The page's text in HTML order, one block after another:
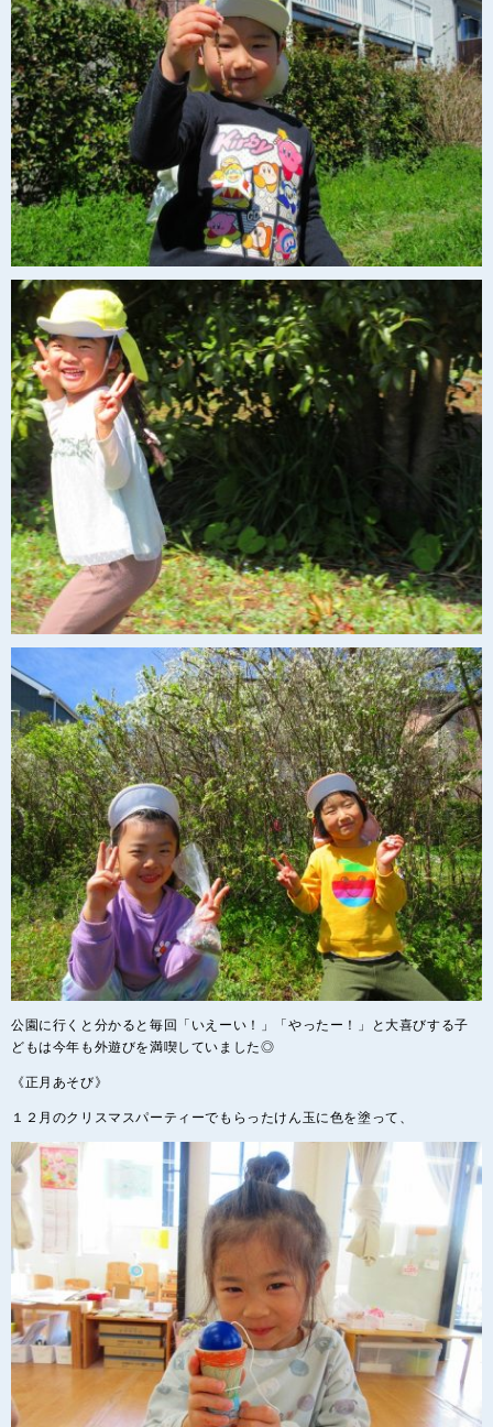
公園に行くと分かると毎回「いえーい！」「やったー！」と大喜びする子
どもは今年も外遊びを満喫していました◎
《正月あそび》
１２月のクリスマスパーティーでもらったけん玉に色を塗って、